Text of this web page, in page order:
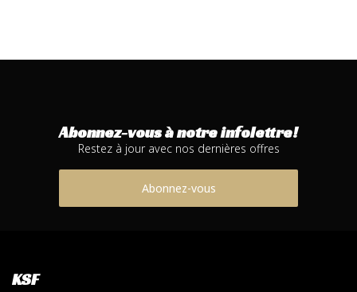
Abonnez-vous à notre infolettre!
Restez à jour avec nos dernières offres
Abonnez-vous
KSF